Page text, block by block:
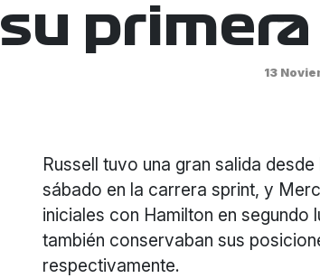
su
13
Russell tuvo una gran salida
sábado en la carrera sprint, y
iniciales con Hamilton en segundo
también conservaban sus
respectivamente.